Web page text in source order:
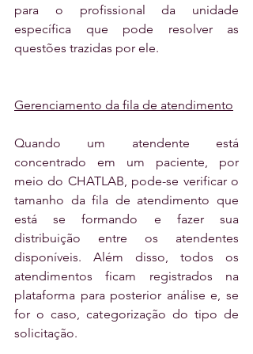
para o profissional da unidade
específica que pode resolver as
questões trazidas por ele.
Gerenciamento da fila de atendimento
Quando um atendente está
concentrado em um paciente, por
meio do CHATLAB, pode-se verificar o
tamanho da fila de atendimento que
está se formando e fazer sua
distribuição entre os atendentes
disponíveis. Além disso, todos os
atendimentos ficam registrados na
plataforma para posterior análise e, se
for o caso, categorização do tipo de
solicitação.